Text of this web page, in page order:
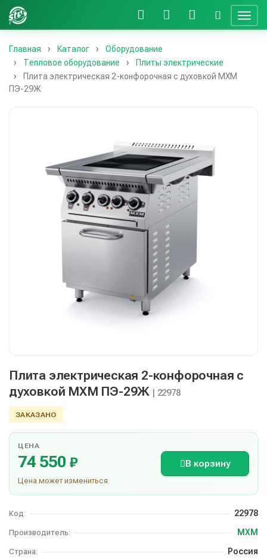
Главная Каталог
Оборудование
Тепловое оборудование
Плиты электрические
Плита электрическая 2-конфорочная с духовкой МХМ
ПЭ-29Ж
Плита электрическая 2-конфорочная с
духовкой МХМ ПЭ-29Ж | 22978
ЗАКАЗАНО
ЦЕНА
74 550₽
Цена может измениться
В корзину
Код: 22978
Производитель: МХМ
Страна: Россия